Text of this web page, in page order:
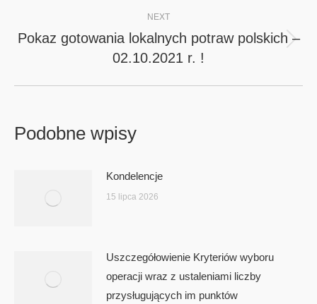
NEXT
Next
post:
Pokaz gotowania lokalnych potraw polskich –
02.10.2021 r. !
Podobne wpisy
Kondelencje
15 lipca 2026
Uszczegółowienie Kryteriów wyboru
operacji wraz z ustaleniami liczby
przysługujących im punktów